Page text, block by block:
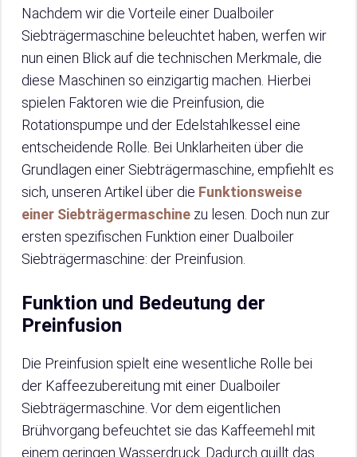
Nachdem wir die Vorteile einer Dualboiler
Siebträgermaschine beleuchtet haben, werfen wir
nun einen Blick auf die technischen Merkmale, die
diese Maschinen so einzigartig machen. Hierbei
spielen Faktoren wie die Preinfusion, die
Rotationspumpe und der Edelstahlkessel eine
entscheidende Rolle. Bei Unklarheiten über die
Grundlagen einer Siebträgermaschine, empfiehlt es
sich, unseren Artikel über die Funktionsweise
einer Siebträgermaschine zu lesen. Doch nun zur
ersten spezifischen Funktion einer Dualboiler
Siebträgermaschine: der Preinfusion.
Funktion und Bedeutung der
Preinfusion
Die Preinfusion spielt eine wesentliche Rolle bei
der Kaffeezubereitung mit einer Dualboiler
Siebträgermaschine. Vor dem eigentlichen
Brühvorgang befeuchtet sie das Kaffeemehl mit
einem geringen Wasserdruck. Dadurch quillt das